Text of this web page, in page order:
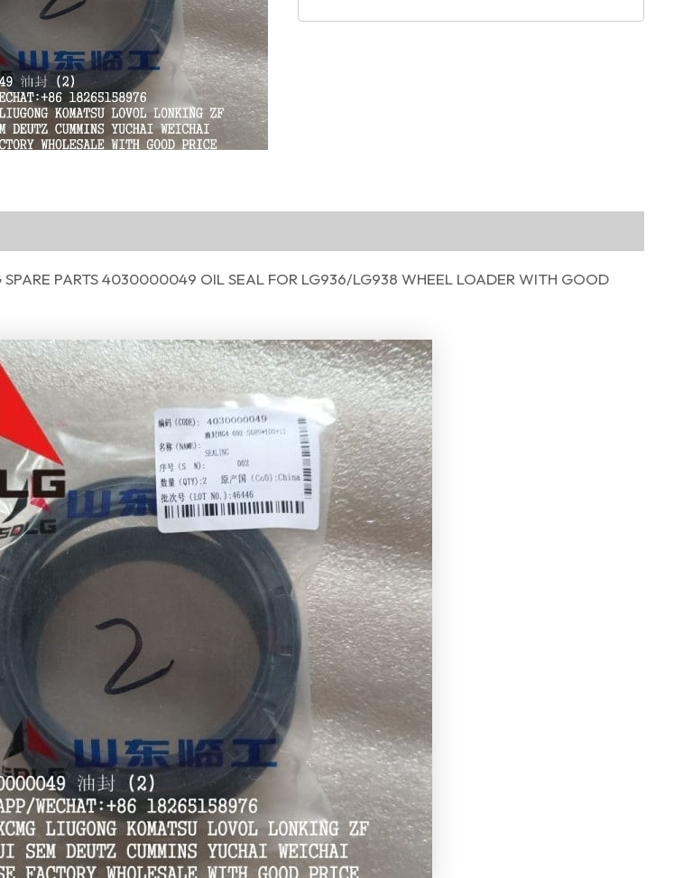
SPARE PARTS 4030000049 OIL SEAL FOR LG936/LG938 WHEEL LOADER WITH GOOD